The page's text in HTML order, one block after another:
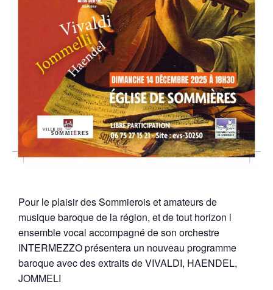
Pour le plaisir des Sommierois et amateurs de
musique baroque de la région, et de tout horizon l
ensemble vocal accompagné de son orchestre
INTERMEZZO présentera un nouveau programme
baroque avec des extraits de VIVALDI, HAENDEL,
JOMMELI